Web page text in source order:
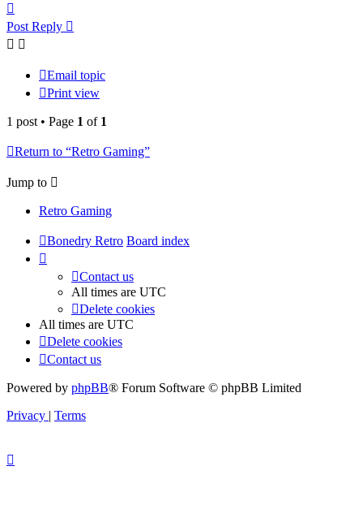
Post Reply
Email topic
Print view
1 post • Page 1 of 1
Return to “Retro Gaming”
Jump to
Retro Gaming
Bonedry Retro Board index
Contact us
All times are UTC
Delete cookies
All times are UTC
Delete cookies
Contact us
Powered by phpBB® Forum Software © phpBB Limited
Privacy | Terms